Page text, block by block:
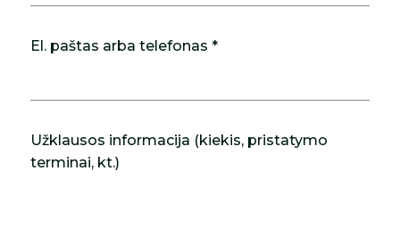
El. paštas arba telefonas *
Užklausos informacija (kiekis, pristatymo
terminai, kt.)